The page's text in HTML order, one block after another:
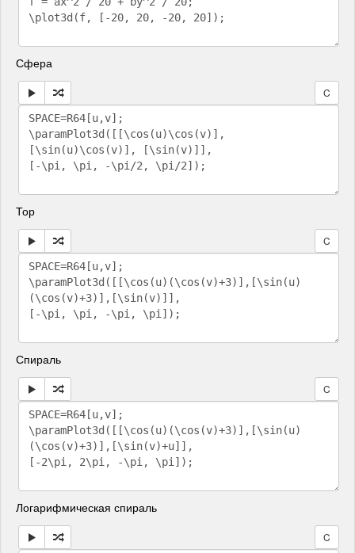
Сфера
C
Тор
C
Спираль
C
Логарифмическая спираль
C